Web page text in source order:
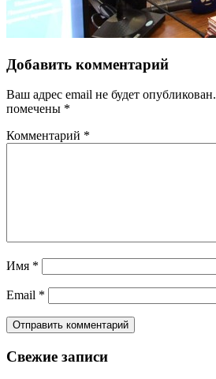
Добавить комментарий
Ваш адрес email не будет опубликован.
помечены *
Комментарий *
Имя *
Email *
Свежие записи